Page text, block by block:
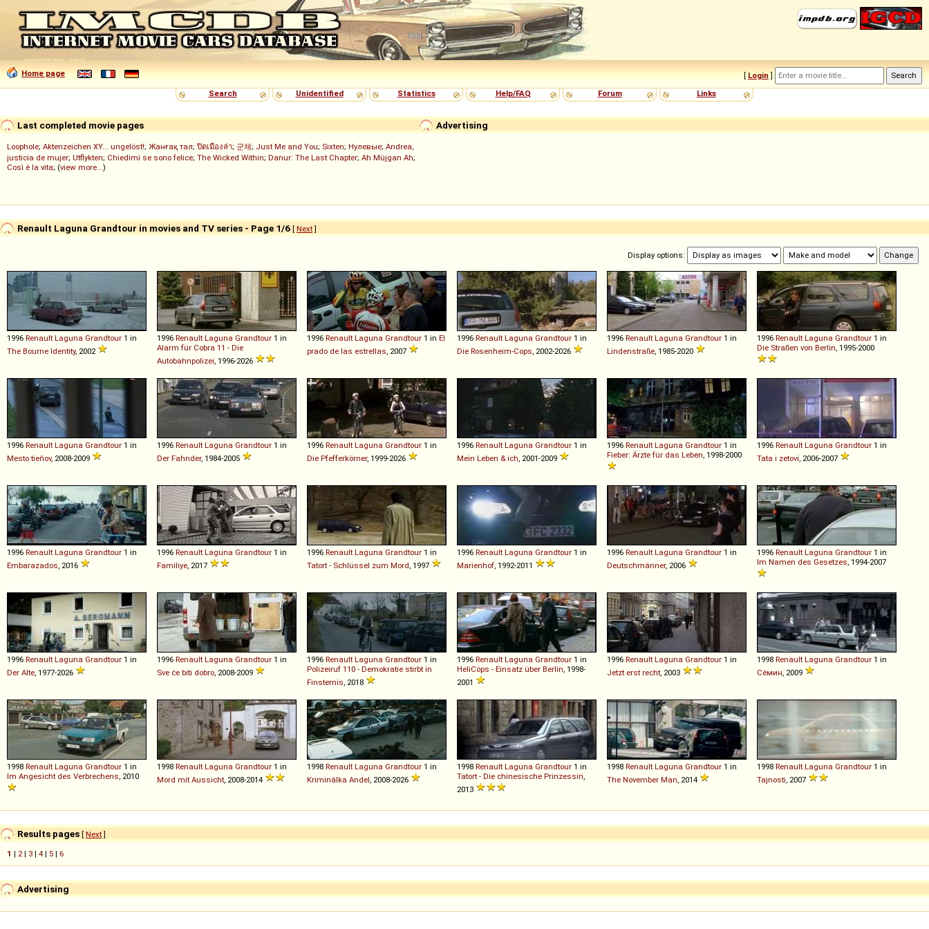
Home page [ Login ]
Search
Unidentified Statistics Help/FAQ Forum Links
Advertising
Last completed movie pages
Loophole; Aktenzeichen XY... ungelöst!; Жанғақ тал; ปิดเมืองล่า; 군체; Just Me and You; Sixten; Нулевые; Andrea,
justicia de mujer; Utflykten; Chiedimi se sono felice; The Wicked Within; Danur: The Last Chapter; Ah Müjgan Ah;
Così è la vita; (view more...)
Renault Laguna Grandtour in movies and TV series - Page 1/6 [ Next]
Display options:
1996 Renault Laguna Grandtour 1 in
The Bourne Identity, 2002
1996 Renault Laguna Grandtour 1 in
Alarm für Cobra 11 - Die
Autobahnpolizei , 1996-2026
1996 Renault Laguna Grandtour 1 in El
prado de las estrellas , 2007
1996 Renault Laguna Grandtour 1 in
Die Rosenheim-Cops , 2002-2026
1996 Renault Laguna Grandtour 1 in
Lindenstraße , 1985-2020
1996 Renault Laguna Grandtour 1 in
Die Straßen von Berlin , 1995-2000
1996 Renault Laguna Grandtour 1 in
Mesto tieňov, 2008-2009
1996 Renault Laguna Grandtour 1 in
Der Fahnder, 1984-2005
1996 Renault Laguna Grandtour 1 in
Die Pfefferkörner, 1999-2026
1996 Renault Laguna Grandtour 1 in
Mein Leben & ich , 2001-2009
1996 Renault Laguna Grandtour 1 in
Fieber: Ärzte für das Leben , 1998-2000
1996 Renault Laguna Grandtour 1 in
Tata i zetovi , 2006-2007
1996 Renault Laguna Grandtour 1 in
Embarazados , 2016
1996 Renault Laguna Grandtour 1 in
Familiye , 2017
1996 Renault Laguna Grandtour 1 in
Tatort - Schlüssel zum Mord , 1997
1996 Renault Laguna Grandtour 1 in
Marienhof , 1992-2011
1996 Renault Laguna Grandtour 1 in
Deutschmänner, 2006
1996 Renault Laguna Grandtour 1 in
Im Namen des Gesetzes , 1994-2007
1996 Renault Laguna Grandtour 1 in
Der Alte , 1977-2026
1996 Renault Laguna Grandtour 1 in
Sve će biti dobro , 2008-2009
1996 Renault Laguna Grandtour 1 in
Polizeiruf 110 - Demokratie stirbt in
Finsternis , 2018
1996 Renault Laguna Grandtour 1 in
HeliCops - Einsatz über Berlin , 1998-
2001
1996 Renault Laguna Grandtour 1 in
Jetzt erst recht , 2003
1998 Renault Laguna Grandtour 1 in
Сёмин , 2009
1998 Renault Laguna Grandtour 1 in
Im Angesicht des Verbrechens , 2010
1998 Renault Laguna Grandtour 1 in
Mord mit Aussicht , 2008-2014
1998 Renault Laguna Grandtour 1 in
Kriminálka Andel , 2008-2026
1998 Renault Laguna Grandtour 1 in
Tatort - Die chinesische Prinzessin
2013
1998 Renault Laguna Grandtour 1 in
The November Man , 2014
1998 Renault Laguna Grandtour 1 in
Tajnosti , 2007
Results pages [ Next]
1 | 2 | 3 | 4 | 5 | 6
Advertising